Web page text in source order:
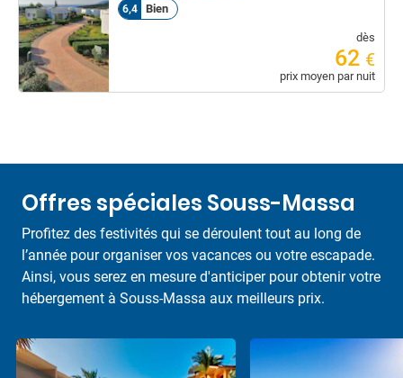
6,4
Bien
dès
62 €
prix moyen par nuit
Offres spéciales Souss-Massa
Profitez des festivités qui se déroulent tout au long de
l’année pour organiser vos vacances ou votre escapade.
Ainsi, vous serez en mesure d'anticiper pour obtenir votre
hébergement à Souss-Massa aux meilleurs prix.